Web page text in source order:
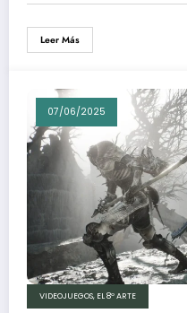
Leer Más
07/06/2025
VIDEOJUEGOS, EL 8º ARTE